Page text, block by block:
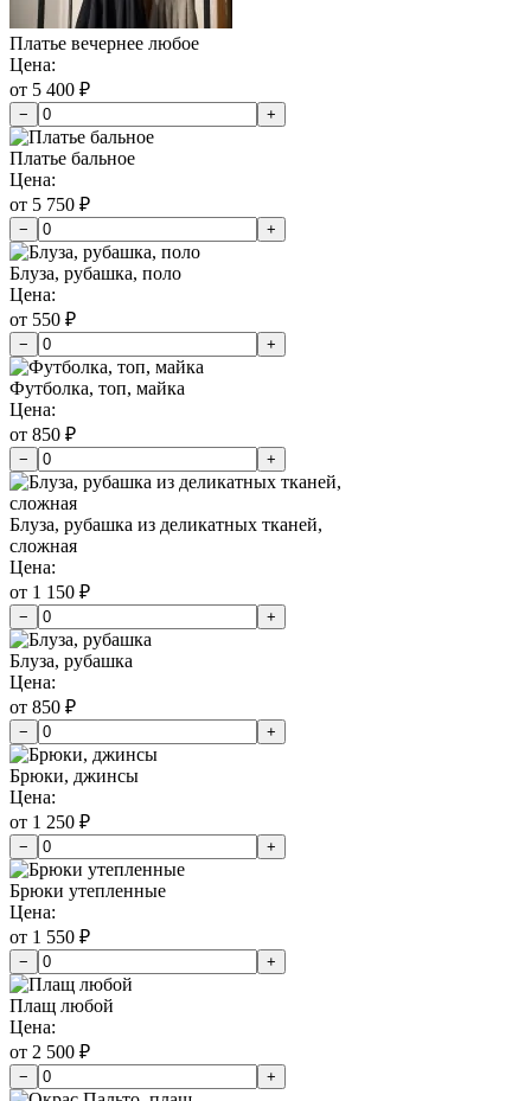
Платье вечернее любое
Цена:
от 5 400 ₽
− +
Платье бальное
Цена:
от 5 750 ₽
− +
Блуза, рубашка, поло
Цена:
от 550 ₽
− +
Футболка, топ, майка
Цена:
от 850 ₽
− +
Блуза, рубашка из деликатных тканей,
сложная
Цена:
от 1 150 ₽
− +
Блуза, рубашка
Цена:
от 850 ₽
− +
Брюки, джинсы
Цена:
от 1 250 ₽
− +
Брюки утепленные
Цена:
от 1 550 ₽
− +
Плащ любой
Цена:
от 2 500 ₽
− +